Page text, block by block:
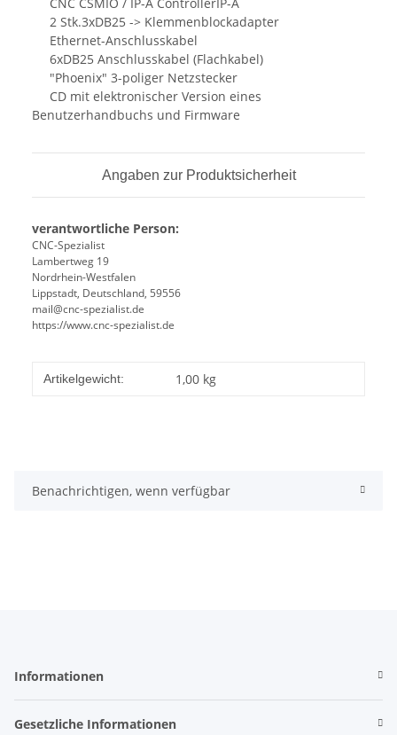
2 Stk.3xDB25 -> Klemmenblockadapter
Ethernet-Anschlusskabel
6xDB25 Anschlusskabel (Flachkabel)
"Phoenix" 3-poliger Netzstecker
CD mit elektronischer Version eines
Benutzerhandbuchs und Firmware
Angaben zur Produktsicherheit
verantwortliche Person:
CNC-Spezialist
Lambertweg 19
Nordrhein-Westfalen
Lippstadt, Deutschland, 59556
mail@cnc-spezialist.de
https://www.cnc-spezialist.de
Artikelgewicht: 1,00 kg
Benachrichtigen, wenn verfügbar
Informationen
Gesetzliche Informationen